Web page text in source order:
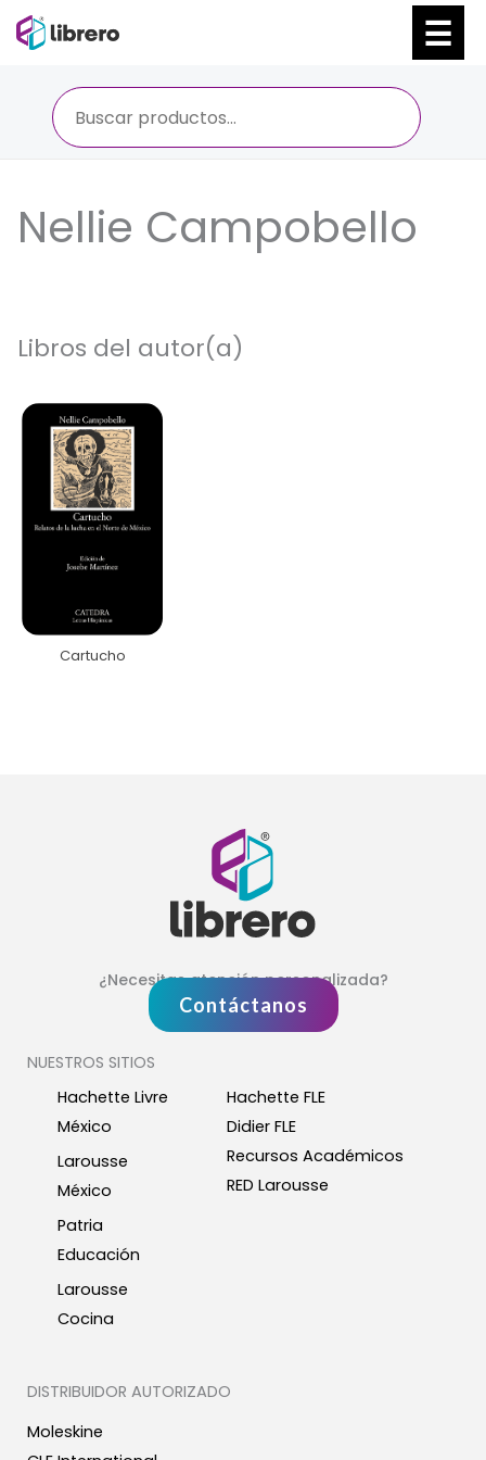
Nellie Campobello
Libros del autor(a)
Cartucho
¿Necesitas atención personalizada?
Contáctanos
NUESTROS SITIOS
Hachette Livre
México
Larousse
México
Patria
Educación
Larousse
Cocina
Hachette FLE
Didier FLE
Recursos Académicos
RED Larousse
DISTRIBUIDOR AUTORIZADO
Moleskine